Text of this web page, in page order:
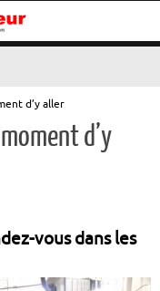
d’y aller
d’y
vous dans les